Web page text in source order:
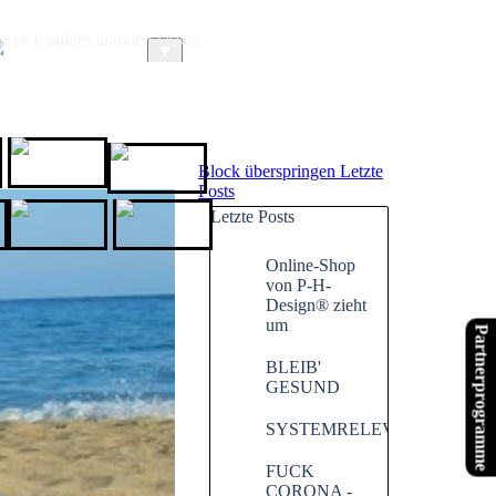
Partnerprogramme
Block überspringen Letzte
Posts
Letzte Posts
Online-Shop
von P-H-
Design® zieht
um
BLEIB'
GESUND
SYSTEMRELEVANT
FUCK
CORONA -
Cookies aktiviert lassen -